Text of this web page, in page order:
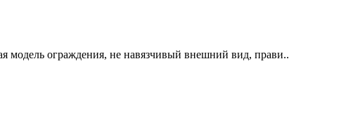
модель ограждения, не навязчивый внешний вид, прави..